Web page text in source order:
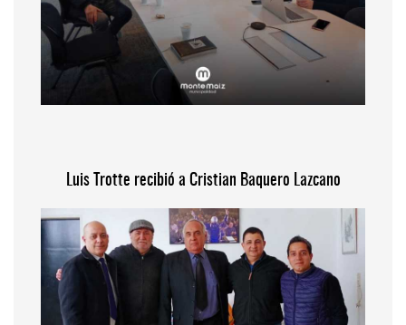
Luis Trotte recibió a Cristian Baquero Lazcano